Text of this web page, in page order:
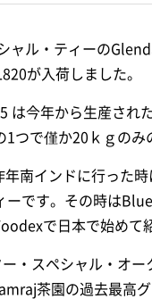
ャル・ティーの
が入荷しました。
今年から生産され
つで僅か20ｋｇのみ
南インドに行った
ーです。その時は
で日本で始めて
・スペシャル・オー
茶園の過去最高グ